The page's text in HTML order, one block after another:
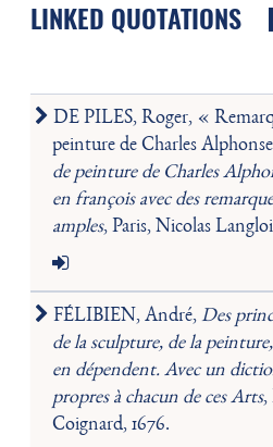
LINKED QUOTATIONS
DE PILES, Roger, «
peinture de Charles
de peinture de Charles
en françois avec des
amples, Paris, Nicolas
FÉLIBIEN, André, Des
de la sculpture, de la
en dépendent. Avec un
propres à chacun de ces Arts,
Coignard, 1676.